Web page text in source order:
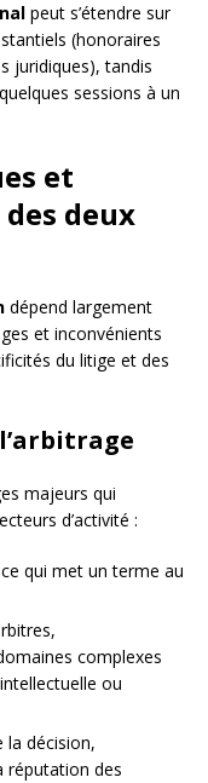
peut s’étendre sur
(honoraires
juridiques), tandis
sessions à un
et
deux
dépend largement
et inconvénients
du litige et des
majeurs qui
d’activité :
qui met un terme au
complexes
ou
la décision,
réputation des